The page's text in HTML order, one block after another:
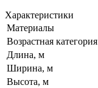
Характеристики
Материалы
Возрастная категория
Длина, м
Ширина, м
Высота, м